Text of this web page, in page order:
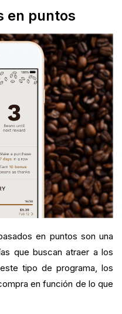
en puntos
en puntos son una
que buscan atraer a los
tipo de programa, los
en función de lo que